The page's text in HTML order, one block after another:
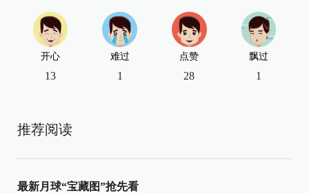
开心
13
难过
1
点赞
28
飘过
1
推荐阅读
最新月球“宝藏图”抢先看